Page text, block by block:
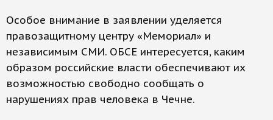
Особое внимание в заявлении уделяется
правозащитному центру «Мемориал» и
независимым СМИ. ОБСЕ интересуется, каким
образом российские власти обеспечивают их
возможностью свободно сообщать о
нарушениях прав человека в Чечне.